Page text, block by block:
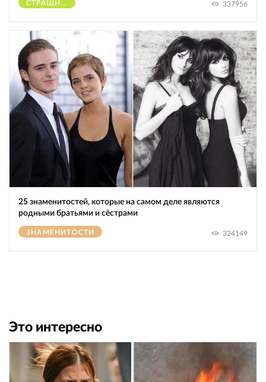
СТРАШНОЕ 337956
25 знаменитостей, которые на самом деле являются
родными братьями и сёстрами
ЗНАМЕНИТОСТИ 324149
Это интересно